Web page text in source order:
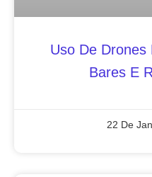
Uso De Drones
Bares E
22 De